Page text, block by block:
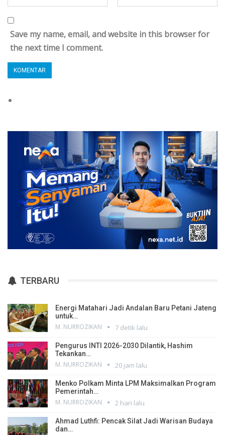
Save my name, email, and website in this browser for
the next time I comment.
TERBARU
Energi Matahari Jadi Andalan Baru Petani Jateng
untuk…
M. NURROZIKAN 7 detik lalu
Pengurus INTI 2026-2030 Dilantik, Hashim
Tekankan…
M. NURROZIKAN 20 jam lalu
Menko Polkam Minta LPM Maksimalkan Program
Pemerintah…
M. NURROZIKAN 2 hari lalu
Ahmad Luthfi: Pencak Silat Jadi Warisan Budaya
dan…